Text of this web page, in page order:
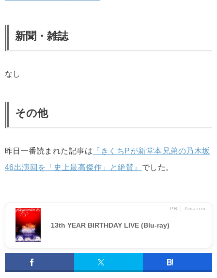
新聞・雑誌
なし
その他
昨日一番読まれた記事は 『きくちPが新堂本兄弟の乃木坂
46出演回を「史上最高傑作」と絶賛』 でした。
PR │ Amazon
13th YEAR BIRTHDAY LIVE (Blu-ray)